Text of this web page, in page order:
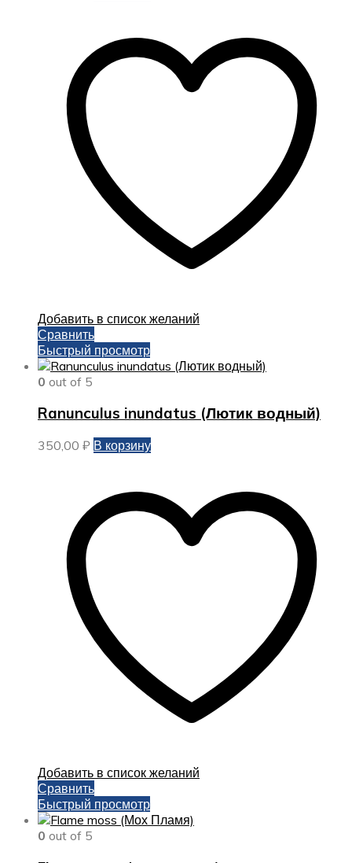
Добавить в список желаний
Сравнить
Быстрый просмотр
0 out of 5
Ranunculus inundatus (Лютик водный)
350,00 ₽ В корзину
Добавить в список желаний
Сравнить
Быстрый просмотр
0 out of 5